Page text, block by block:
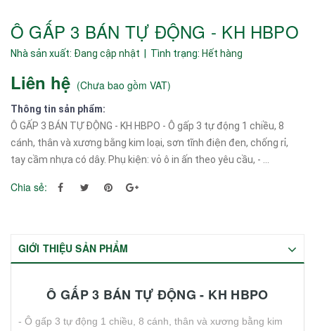
Ô GẤP 3 BÁN TỰ ĐỘNG - KH HBPO
Nhà sản xuất: Đang cập nhật | Tình trạng: Hết hàng
Liên hệ (Chưa bao gồm VAT)
Thông tin sản phẩm:
Ô GẤP 3 BÁN TỰ ĐỘNG - KH HBPO - Ô gấp 3 tự động 1 chiều, 8
cánh, thân và xương bằng kim loại, sơn tĩnh điện đen, chống rỉ,
tay cầm nhựa có dây. Phụ kiện: vỏ ô in ấn theo yêu cầu, - ...
Chia sẻ:
GIỚI THIỆU SẢN PHẨM
Ô GẤP 3 BÁN TỰ ĐỘNG - KH HBPO
- Ô gấp 3 tự động 1 chiều, 8 cánh, thân và xương bằng kim